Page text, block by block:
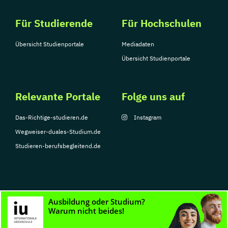
Für Studierende
Übersicht Studienportale
Für Hochschulen
Mediadaten
Übersicht Studienportale
Relevante Portale
Das-Richtige-studieren.de
Wegweiser-duales-Studium.de
Studieren-berufsbegleitend.de
Folge uns auf
Instagram
© Copyright 2026, TarGroup Media GmbH